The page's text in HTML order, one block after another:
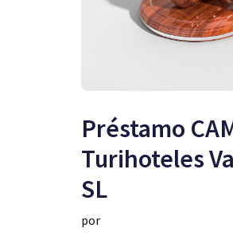
Préstamo
Turihoteles
SL
por